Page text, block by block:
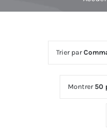
Trier par
Montrer50